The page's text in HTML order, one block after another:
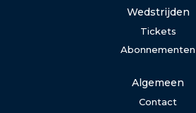
Wedstrijden
Tickets
Abonnementen
Algemeen
Contact